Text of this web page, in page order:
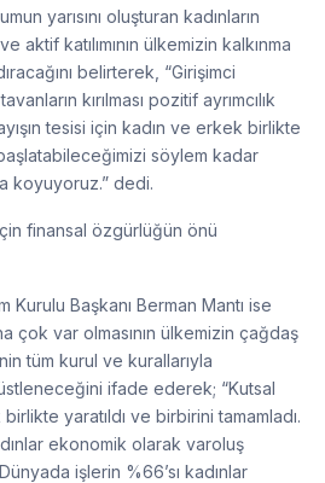
yarısını oluşturan kadınların
aktif katılımının ülkemizin kalkınma
belirterek, “Girişimci
kırılması pozitif ayrımcılık
tesisi için kadın ve erkek birlikte
söylem kadar
koyuyoruz.” dedi.
finansal özgürlüğün önü
Kurulu Başkanı Berman Mantı ise
çok var olmasının ülkemizin çağdaş
tüm kurul ve kurallarıyla
ifade ederek; “Kutsal
yaratıldı ve birbirini tamamladı.
ekonomik olarak varoluş
işlerin %66’sı kadınlar